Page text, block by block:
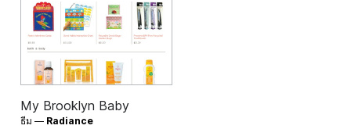
My Brooklyn Baby
ธีม — Radiance